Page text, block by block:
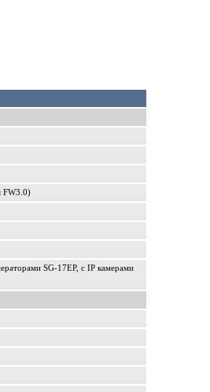
FW3.0)
SG-17EP, c IP камерами